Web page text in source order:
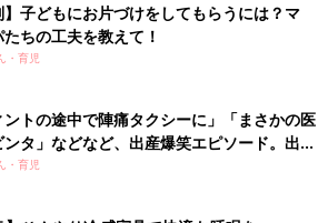
】子どもにお片づけをしてもらうには？マ
ちの工夫を教えて！
・育児
ントの途中で陣痛タクシーに」「まさかの医
タ」などなど、出産爆笑エピソード。出産
パパの心構えも！
・育児